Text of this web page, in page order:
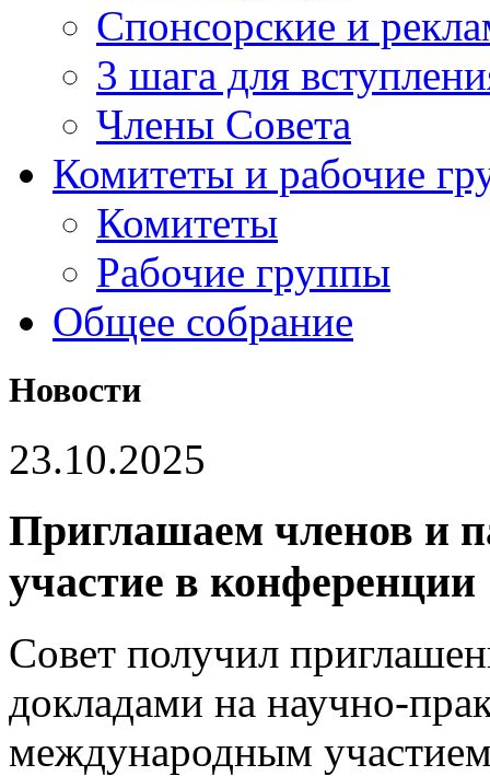
Спонсорские и
3 шага для
Члены Совета
Комитеты и рабочие
Комитеты
Рабочие группы
Общее собрание
Новости
23.10.2025
Приглашаем членов и
участие в
Совет получил
докладами на научно-
международным